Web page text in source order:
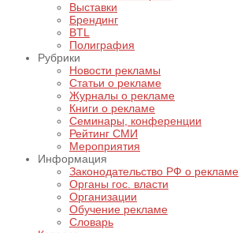
Выставки
Брендинг
BTL
Полиграфия
Рубрики
Новости рекламы
Статьи о рекламе
Журналы о рекламе
Книги о рекламе
Семинары, конференции
Рейтинг СМИ
Мероприятия
Информация
Законодательство РФ о рекламе
Органы гос. власти
Организации
Обучение рекламе
Словарь